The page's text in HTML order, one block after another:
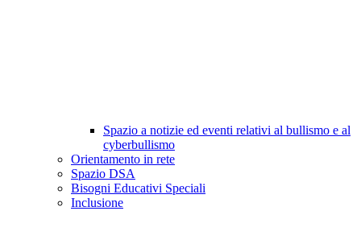
Spazio a notizie ed eventi relativi al bullismo e al
cyberbullismo
Orientamento in rete
Spazio DSA
Bisogni Educativi Speciali
Inclusione